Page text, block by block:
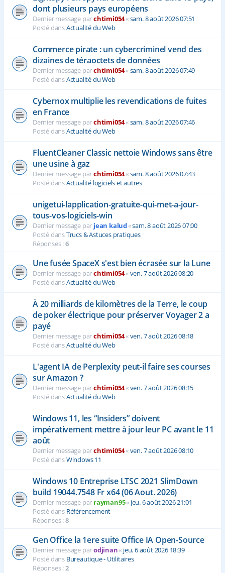
dont plusieurs pays européens
Dernier message parchtimi054«sam. 8 août 2026 07:51
Posté dansActualité du Web
Commerce pirate : un cybercriminel vend des
dizaines de téraoctets de données
Dernier message parchtimi054«sam. 8 août 2026 07:49
Posté dansActualité du Web
Cybernox multiplie les revendications de fuites
en France
Dernier message parchtimi054«sam. 8 août 2026 07:46
Posté dansActualité du Web
FluentCleaner Classic nettoie Windows sans être
une usine à gaz
Dernier message parchtimi054«sam. 8 août 2026 07:43
Posté dansActualité logiciels et autres
unigetui-lapplication-gratuite-qui-met-a-jour-
tous-vos-logiciels-win
Dernier message par jean kalud«sam. 8 août 2026 07:00
Posté dansTrucs & Astuces pratiques
Réponses :6
Une fusée SpaceX s'est bien écrasée sur la Lune
Dernier message parchtimi054«ven. 7 août 2026 08:20
Posté dansActualité du Web
À 20 milliards de kilomètres de la Terre, le coup
de poker électrique pour préserver Voyager 2 a
payé
Dernier message parchtimi054«ven. 7 août 2026 08:18
Posté dansActualité du Web
L'agent IA de Perplexity peut-il faire ses courses
sur Amazon ?
Dernier message parchtimi054«ven. 7 août 2026 08:15
Posté dansActualité du Web
Windows 11, les “Insiders” doivent
impérativement mettre à jour leur PC avant le 11
août
Dernier message parchtimi054«ven. 7 août 2026 08:10
Posté dansWindows 11
Windows 10 Entreprise LTSC 2021 SlimDown
build 19044.7548 Fr x64 (06 Aout. 2026)
Dernier message par rayman95« jeu. 6 août 2026 21:01
Posté dans Référencement
Réponses :8
Gen Office la 1ere suite Office IA Open-Source
Dernier message parodjinan« jeu. 6 août 2026 18:39
Posté dans Bureautique - Utilitaires
Réponses :2